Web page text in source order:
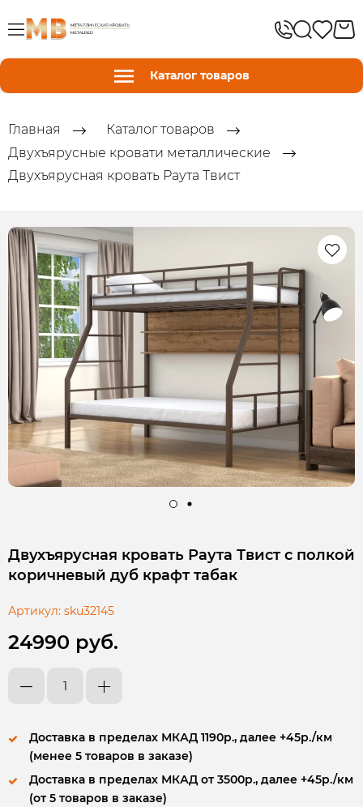
Каталог товаров
Главная
Каталог товаров
Двухъярусные кровати металлические
Двухъярусная кровать Раута Твист
Двухъярусная кровать Раута Твист с полкой
коричневый дуб крафт табак
Артикул: sku32145
24990 руб.
Доставка в пределах МКАД 1190р., далее +45р./км
(менее 5 товаров в заказе)
Доставка в пределах МКАД от 3500р., далее +45р./км
(от 5 товаров в заказе)